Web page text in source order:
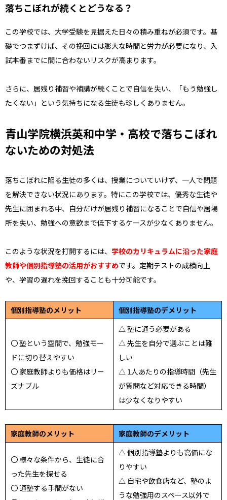
落ちこぼれが続くとどうなる？
この学校では、大学受験を見据えた日々の積み重ねが必須です。基
礎でつまずけば、その挽回には膨大な時間と労力が必要になり、入
試本番までに間に合わないリスクが高まります。
さらに、居残り補習や補講が続くことで自信を失い、「もう勉強し
たくない」という気持ちになる生徒も珍しくありません。
青山学院横浜英和中学・高校で落ちこぼれ
ないための対処法
落ちこぼれに陥る生徒の多くは、授業についていけず、一人で問題
を解決できない状況にあります。特にこの学校では、優秀な生徒や
先生に囲まれる中、自分だけが居残り補習になることで自信や居場
所を失い、勉強への意欲まで低下するケースが少なくありません。
このような状況を打開するには、 学校のカリキュラムに沿った家庭
教師や個別指導塾の活用がおすすめです。定期テストの成績向上
や、学習の遅れを挽回することも十分可能です。
個別指導塾のメリット 個別指導塾のデメリット
〇 塾という空間で、勉強モー
ドに切り替えやすい
〇 家庭教師よりも価格はリー
ズナブル
△ 塾に通う必要がある
△ 先生を自分で選ぶことは難
しい
△ 1人あたりの指導時間（先生
が質問など対応できる時間）
は少なくなりやすい
家庭教師のメリット 家庭教師のデメリット
〇 様々な条件から、生徒に合
った先生を探せる
〇 通塾する手間がない
△ 個別指導塾よりも高価にな
りやすい
△ 自宅や飲食店など、塾のよ
うな勉強用のスペース以外で